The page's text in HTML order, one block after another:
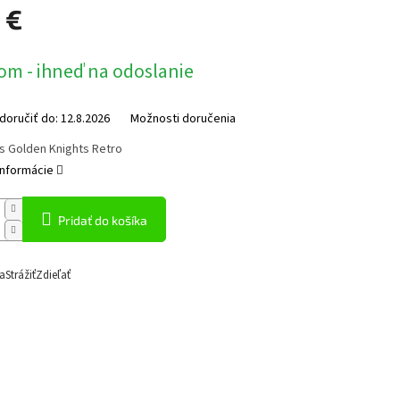
€
- ihneď na odoslanie
do: 12.8.2026 Možnosti doručenia
Pridať do košíka
Golden Knights Retro
StrážiťZdieľať